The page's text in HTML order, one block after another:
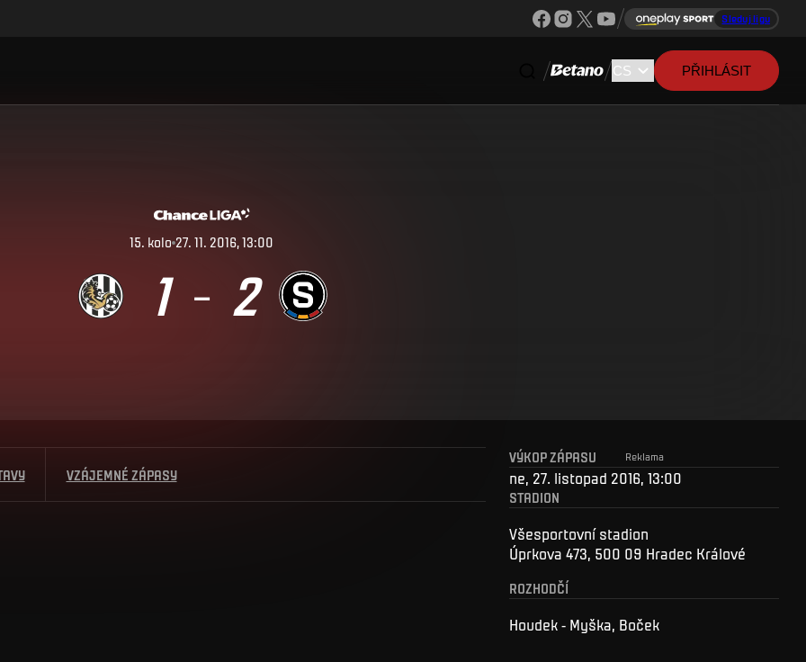
Sleduj ligu
PŘIHLÁSIT
15. kolo 27. 11. 2016, 13:00
1 – 2
VZÁJEMNÉ ZÁPASY
Reklama
VÝKOP ZÁPASU
ne, 27. listopad 2016, 13:00
STADION
Všesportovní stadion
Úprkova 473, 500 09 Hradec Králové
ROZHODČÍ
Houdek - Myška, Boček